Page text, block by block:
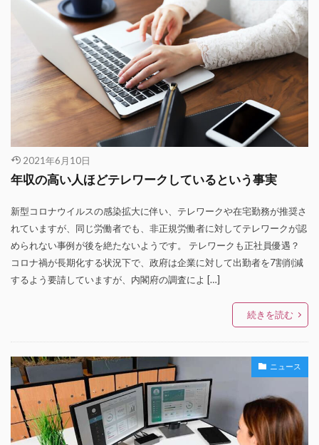
2021年6月10日
年収の高い人ほどテレワークしているという事実
新型コロナウイルスの感染拡大に伴い、テレワークや在宅勤務が推奨さ
れていますが、同じ労働者でも、非正規労働者に対してテレワークが認
められない事例が後を絶たないようです。 テレワークも正社員優遇？
コロナ禍が長期化する状況下で、政府は企業に対して出勤者を7割削減
するよう要請していますが、内閣府の調査によ […]
続きを読む
ニュース